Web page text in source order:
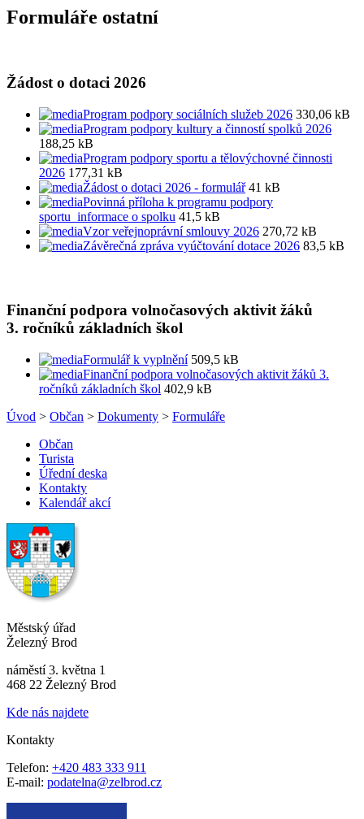
Formuláře ostatní
Žádost o dotaci 2026
Program podpory sociálních služeb 2026 330,06 kB
Program podpory kultury a činností spolků 2026
188,25 kB
Program podpory sportu a tělovýchovné činnosti
2026 177,31 kB
Žádost o dotaci 2026 - formulář41 kB
Povinná příloha k programu podpory
sportu_informace o spolku 41,5 kB
Vzor veřejnoprávní smlouvy 2026 270,72 kB
Závěrečná zpráva vyúčtování dotace 2026 83,5 kB
Finanční podpora volnočasových aktivit žáků
3. ročníků základních škol
Formulář k vyplnění509,5 kB
Finanční podpora volnočasových aktivit žáků 3.
ročníků základních škol 402,9 kB
Úvod > Občan > Dokumenty > Formuláře
Občan
Turista
Úřední deska
Kontakty
Kalendář akcí
Městský úřad
Železný Brod
náměstí 3. května 1
468 22 Železný Brod
Kde nás najdete
Kontakty
Telefon: +420 483 333 911
E-mail: podatelna@zelbrod.cz